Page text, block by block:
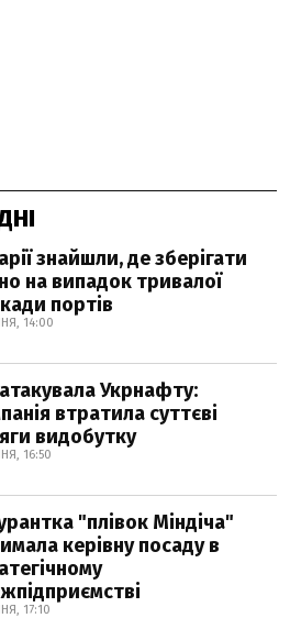
знайшли, де зберігати
на випадок тривалої
портів
14:00
Укрнафту:
втратила суттєві
видобутку
16:50
"плівок Міндіча"
керівну посаду в
17:10